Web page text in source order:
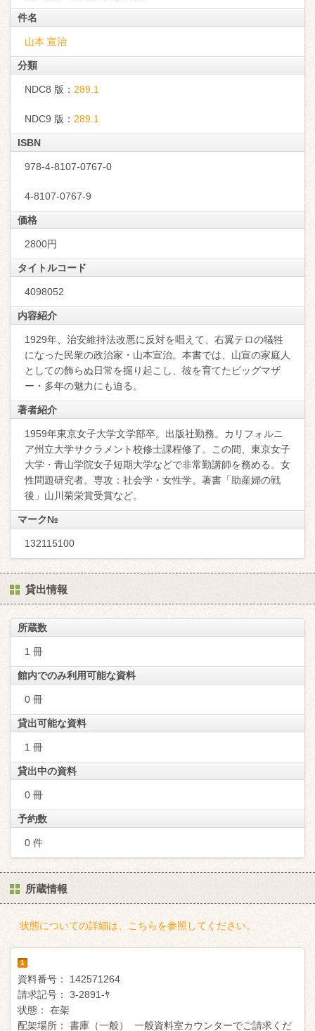
件名
山本 宣治
分類
NDC8 版： 289.1
NDC9 版： 289.1
ISBN
978-4-8107-0767-0
4-8107-0767-9
価格
2800円
タイトルコード
4098052
内容紹介
1929年、治安維持法改悪に反対を唱えて、右翼テロの犠牲
になった民衆の政治家・山本宣治。本書では、山宣の家庭人
としての飾らぬ日常を掘り起こし、彼を育てたビッグマザ
ー・多年の魅力にも迫る。
著者紹介
1959年東京女子大学文学部卒。出版社勤務。カリフォルニ
ア州立大学サクラメント校修士課程修了。この間、東京女子
大学・青山学院女子短期大学などで非常勤講師を務める。女
性問題研究者。専攻：社会学・女性学。著書「助産婦の戦
後」山川菊栄賞受賞など。
マーク№
132115100
貸出情報
所蔵数
1 冊
館内でのみ利用可能な資料
0 冊
貸出可能な資料
1 冊
貸出中の資料
0 冊
予約数
0 件
所蔵情報
状態についての詳細は、こちらを参照してください。
1
資料番号：
142571264
請求記号：
3-2891-ﾔ
状態：
在架
配架場所：
書庫（一般） 一般資料室カウンターでご請求くだ